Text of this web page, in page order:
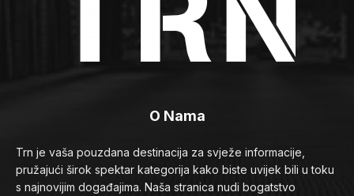
O Nama
Trn je vaša pouzdana destinacija za svježe informacije,
pružajući širok spektar kategorija kako biste uvijek bili u toku
s najnovijim događajima. Naša stranica nudi bogatstvo